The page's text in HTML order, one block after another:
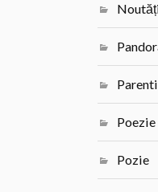
Poezie
Pozie